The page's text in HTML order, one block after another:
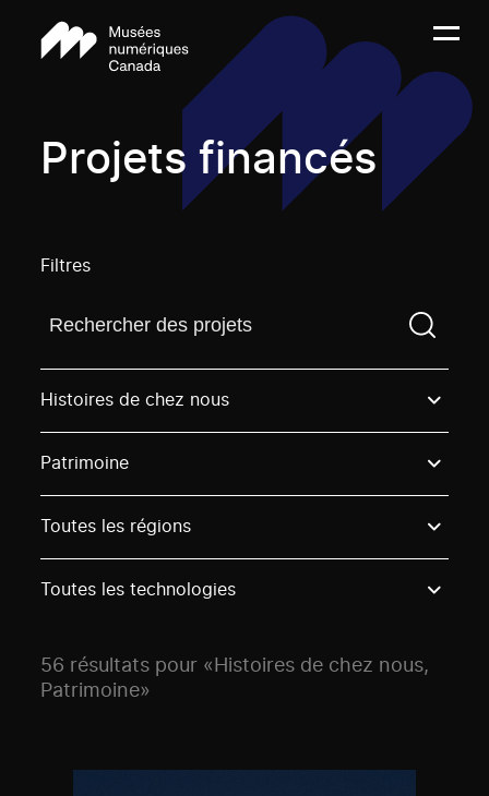
Projets financés
Filtres
Trouvez un projetVous devez saisir un terme de
Histoires de chez nous
Patrimoine
Toutes les régions
Toutes les technologies
56 résultats pour «Histoires de chez nous,
Patrimoine»